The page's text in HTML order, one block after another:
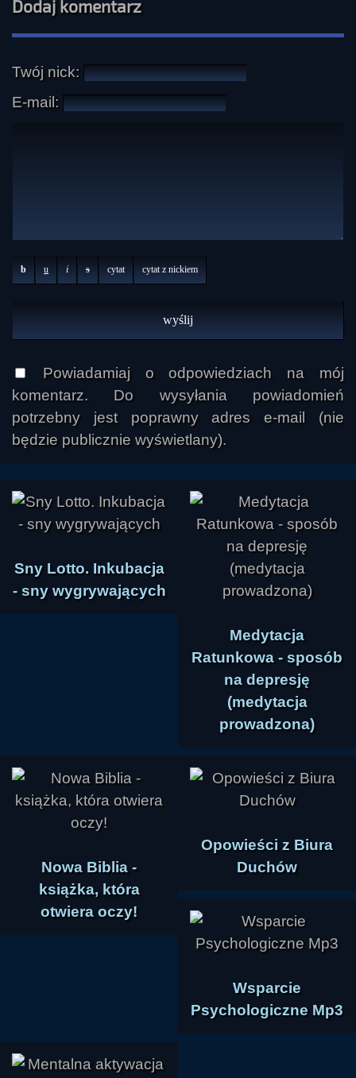
Dodaj komentarz
Twój nick:
E-mail:
b u i s cytat cytat z nickiem
Powiadamiaj o odpowiedziach na mój
komentarz. Do wysyłania powiadomień
potrzebny jest poprawny adres e-mail (nie
będzie publicznie wyświetlany).
Sny Lotto. Inkubacja
- sny wygrywających
Medytacja
Ratunkowa - sposób
na depresję
(medytacja
prowadzona)
Nowa Biblia -
książka, która
otwiera oczy!
Opowieści z Biura
Duchów
Wsparcie
Psychologiczne Mp3